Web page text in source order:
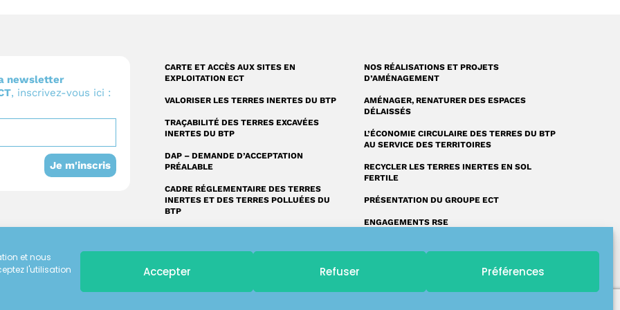
et nous
l'utilisation
Accepter Refuser Préférences
newsletter
, inscrivez-vous ici :
Je m'inscris
CARTE ET ACCÈS AUX SITES EN
EXPLOITATION ECT
VALORISER LES TERRES INERTES DU BTP
TRAÇABILITÉ DES TERRES EXCAVÉES
INERTES DU BTP
DAP – DEMANDE D’ACCEPTATION
PRÉALABLE
CADRE RÉGLEMENTAIRE DES TERRES
INERTES ET DES TERRES POLLUÉES DU
BTP
NOS RÉALISATIONS ET PROJETS
D’AMÉNAGEMENT
AMÉNAGER, RENATURER DES ESPACES
DÉLAISSÉS
L’ÉCONOMIE CIRCULAIRE DES TERRES DU BTP
AU SERVICE DES TERRITOIRES
RECYCLER LES TERRES INERTES EN SOL
FERTILE
PRÉSENTATION DU GROUPE ECT
ENGAGEMENTS RSE
UN LEXIQUE UNIQUE SUR LA VALORISATION